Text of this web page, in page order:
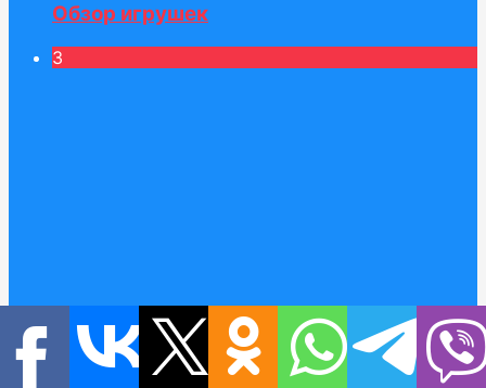
Обзор игрушек
3
Катя играет на улице с игрушками для